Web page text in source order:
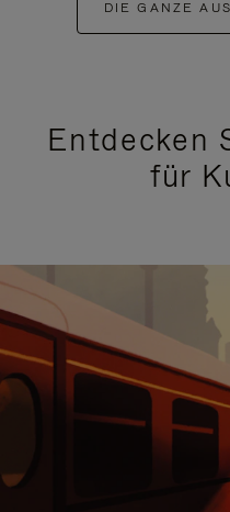
DIE GANZE
Entdecken
für